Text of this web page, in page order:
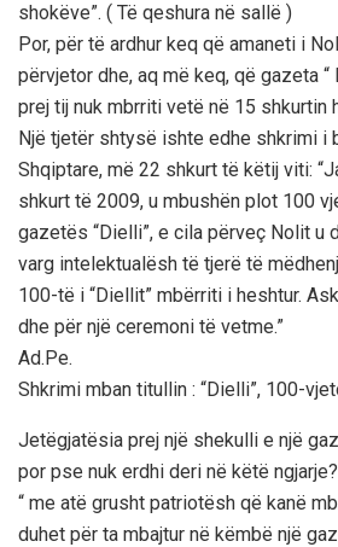
shokëve”. ( Të qeshura në sallë )
Por, për të ardhur keq që amaneti i
përvjetor dhe, aq më keq, që gazeta “
prej tij nuk mbrriti vetë në 15 shkurtin
Një tjetër shtysë ishte edhe shkrimi i
Shqiptare, më 22 shkurt të këtij viti:
shkurt të 2009, u mbushën plot 100
gazetës “Dielli”, e cila përveç Nolit u
varg intelektualësh të tjerë të
100-të i “Diellit” mbërriti i heshtur.
dhe për një ceremoni të vetme.”
Ad.Pe.
Shkrimi mban titullin : “Dielli”, 100-
Jetëgjatësia prej një shekulli e një
por pse nuk erdhi deri në këtë
“ me atë grusht patriotësh që kanë
duhet për ta mbajtur në këmbë një